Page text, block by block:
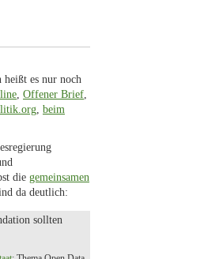
heißt es nur noch
Offener Brief
beim
die gemeinsamen
da deutlich:
sollten